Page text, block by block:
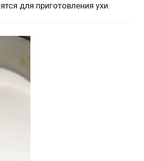
для приготовления ухи.